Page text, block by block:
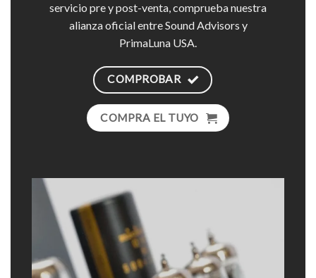
servicio pre y post-venta, comprueba nuestra
alianza oficial entre Sound Advisors y
PrimaLuna USA.
COMPROBAR
COMPRA EL TUYO